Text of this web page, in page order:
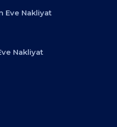
Eve Nakliyat
Nakliyat